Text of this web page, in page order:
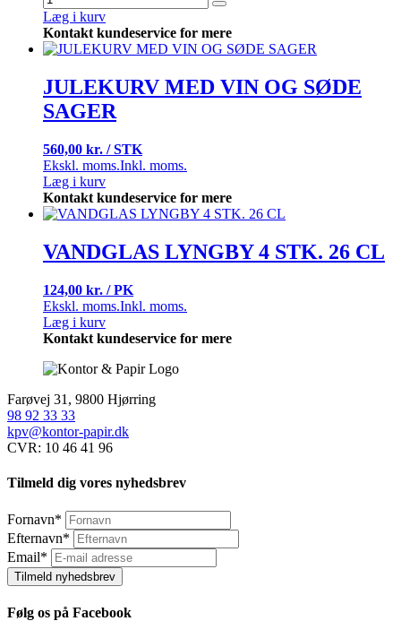
Læg i kurv
Kontakt kundeservice for mere
JULEKURV MED VIN OG SØDE
SAGER
560,00 kr. / STK
Ekskl. moms.Inkl. moms.
Læg i kurv
Kontakt kundeservice for mere
VANDGLAS LYNGBY 4 STK. 26 CL
124,00 kr. / PK
Ekskl. moms.Inkl. moms.
Læg i kurv
Kontakt kundeservice for mere
Farøvej 31, 9800 Hjørring
98 92 33 33
kpv@kontor-papir.dk
CVR: 10 46 41 96
Tilmeld dig vores nyhedsbrev
Fornavn*
Efternavn*
Email*
Tilmeld nyhedsbrev
Følg os på Facebook